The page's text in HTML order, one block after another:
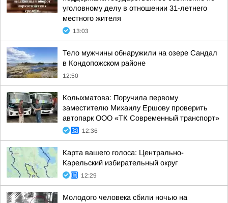
уголовному делу в отношении 31-летнего
местного жителя
13:03
Тело мужчины обнаружили на озере Сандал
в Кондопожском районе
12:50
Колыхматова: Поручила первому
заместителю Михаилу Ершову проверить
автопарк ООО «ТК Современный транспорт»
12:36
Карта вашего голоса: Центрально-
Карельский избирательный округ
12:29
Молодого человека сбили ночью на